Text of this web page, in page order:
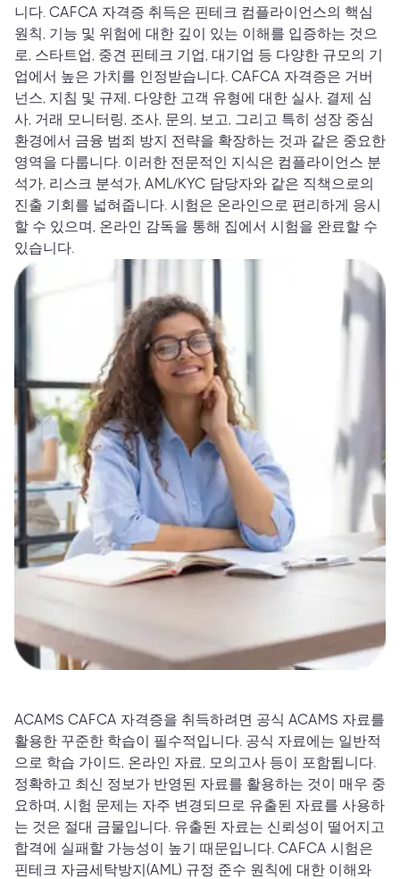
니다. CAFCA 자격증 취득은 핀테크 컴플라이언스의 핵심
원칙, 기능 및 위험에 대한 깊이 있는 이해를 입증하는 것으
로, 스타트업, 중견 핀테크 기업, 대기업 등 다양한 규모의 기
업에서 높은 가치를 인정받습니다. CAFCA 자격증은 거버
넌스, 지침 및 규제, 다양한 고객 유형에 대한 실사, 결제 심
사, 거래 모니터링, 조사, 문의, 보고, 그리고 특히 성장 중심
환경에서 금융 범죄 방지 전략을 확장하는 것과 같은 중요한
영역을 다룹니다. 이러한 전문적인 지식은 컴플라이언스 분
석가, 리스크 분석가, AML/KYC 담당자와 같은 직책으로의
진출 기회를 넓혀줍니다. 시험은 온라인으로 편리하게 응시
할 수 있으며, 온라인 감독을 통해 집에서 시험을 완료할 수
있습니다.
ACAMS CAFCA 자격증을 취득하려면 공식 ACAMS 자료를
활용한 꾸준한 학습이 필수적입니다. 공식 자료에는 일반적
으로 학습 가이드, 온라인 자료, 모의고사 등이 포함됩니다.
정확하고 최신 정보가 반영된 자료를 활용하는 것이 매우 중
요하며, 시험 문제는 자주 변경되므로 유출된 자료를 사용하
는 것은 절대 금물입니다. 유출된 자료는 신뢰성이 떨어지고
합격에 실패할 가능성이 높기 때문입니다. CAFCA 시험은
핀테크 자금세탁방지(AML) 규정 준수 원칙에 대한 이해와